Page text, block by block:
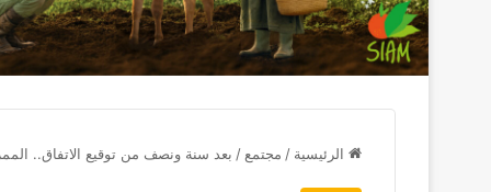
الرئيسية / مجتمع / بعد سنة ونصف من توقيع الاتفاق..